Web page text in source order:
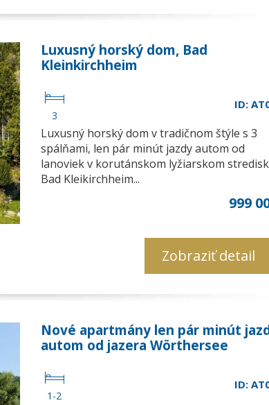
Luxusný horský dom, Bad
Kleinkirchheim
3
ID:
Luxusný horský dom v tradičnom štýle s 3
spálňami, len pár minút jazdy autom od
lanoviek v korutánskom lyžiarskom
Bad Kleikirchheim...
999
Zobraziť detail
Nové apartmány len pár minút
autom od jazera Wörthersee
1-2
ID: